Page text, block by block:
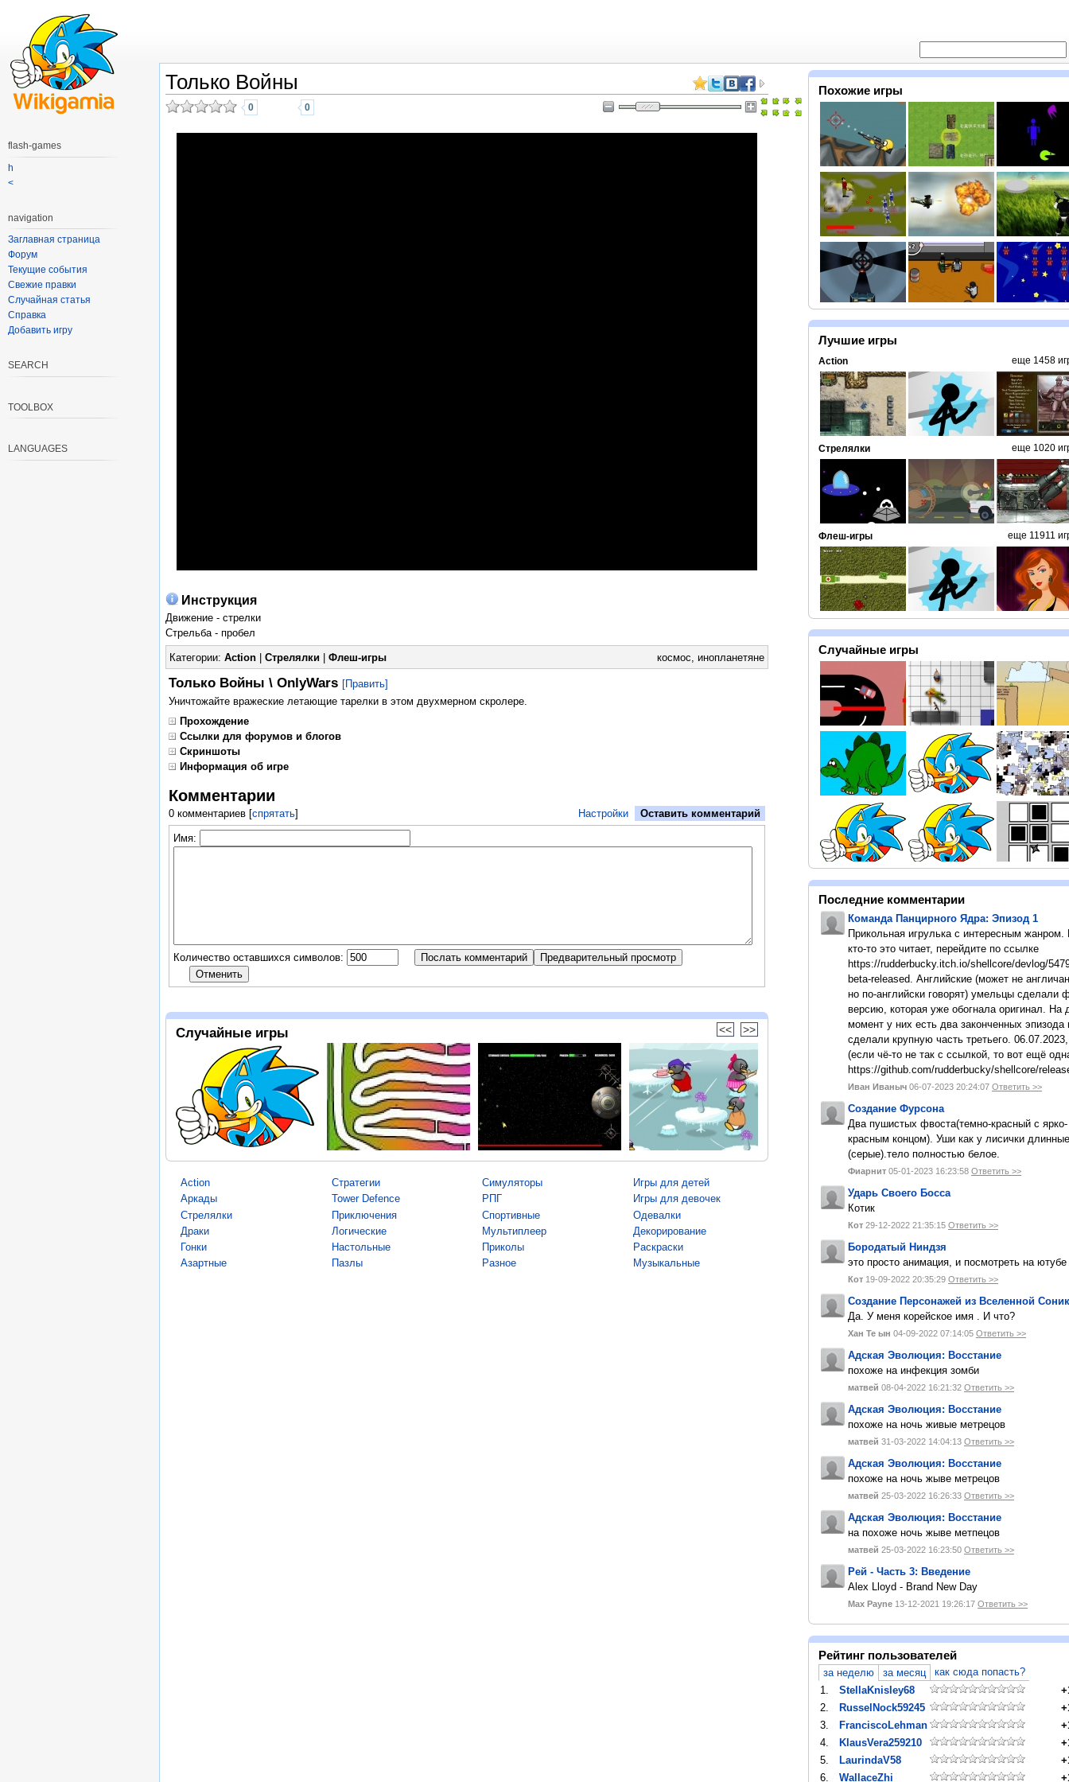
Только Войны
0 0
Инструкция
Движение - стрелки
Стрельба - пробел
Категории: Action| Стрелялки Флеш-игры космос, инопланетяне
Только Войны \ OnlyWars [Править]
Уничтожайте вражеские летающие тарелки в этом двухмерном скролере.
Прохождение
Ссылки для форумов и блогов
Скриншоты
Информация об игре
Комментарии
0 комментариев[спрятать] Оставить комментарий
Настройки
Имя:
Количество оставшихся символов:
Случайные игры << >>
Action
Аркады
Стрелялки
Драки
Гонки
Азартные
Стратегии
Tower Defence
Приключения
Логические
Настольные
Пазлы
Симуляторы
РПГ
Спортивные
Мультиплеер
Приколы
Разное
Игры для детей
Игры для девочек
Одевалки
Декорирование
Раскраски
Музыкальные
Похожие игры
Лучшие игры
Action еще 1458
Стрелялки еще 1020
Флеш-игры еще 11911
Случайные игры
Последние комментарии
Команда Панцирного Ядра: Эпизод 1
Прикольная игрулька с интересным жанром.
кто-то это читает, перейдите по ссылке
https://rudderbucky.itch.io/shellcore/devlog/
beta-released. Английские (может не
но по-английски говорят) умельцы сделали
версию, которая уже обогнала оригинал. На
момент у них есть два законченных эпизода
сделали крупную часть третьего.
(если чё-то не так с ссылкой, то вот ещё
https://github.com/rudderbucky/shellcore/
Иван Иваныч 06-07-2023 20:24:07 Ответить >>
Создание Фурсона
Два пушистых фвоста(темно-красный с ярко-
красным концом). Уши как у лисички длинные
(серые).тело полностью белое.
Фиарнит 05-01-2023 16:23:58 Ответить >>
Ударь Своего Босса
Котик
Кот 29-12-2022 21:35:15 Ответить >>
Бородатый Ниндзя
это просто анимация, и посмотреть на
Кот 19-09-2022 20:35:29 Ответить >>
Создание Персонажей из Вселенной
Да. У меня корейское имя . И что?
Хан Те ын 04-09-2022 07:14:05 Ответить >>
Адская Эволюция: Восстание
похоже на инфекция зомби
матвей 08-04-2022 16:21:32 Ответить >>
Адская Эволюция: Восстание
похоже на ночь живые метрецов
матвей 31-03-2022 14:04:13 Ответить >>
Адская Эволюция: Восстание
похоже на ночь жыве метрецов
матвей 25-03-2022 16:26:33 Ответить >>
Адская Эволюция: Восстание
на похоже ночь жыве метпецов
матвей 25-03-2022 16:23:50 Ответить >>
Рей - Часть 3: Введение
Alex Lloyd - Brand New Day
Max Payne 13-12-2021 19:26:17 Ответить >>
Рейтинг пользователей
за неделю за месяц
как сюда попасть?
1.
StellaKnisley68
2.
RusselNock59245
3.
FranciscoLehman
4.
KlausVera259210
5.
LaurindaV58
6.
WallaceZhi
flash-games
h
<
navigation
Заглавная страница
Форум
Текущие события
Свежие правки
Случайная статья
Справка
Добавить игру
SEARCH
TOOLBOX
LANGUAGES